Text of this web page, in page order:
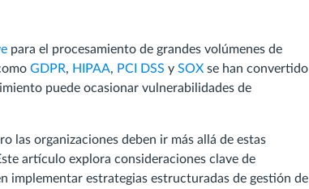
para el procesamiento de grandes volúmenes de
GDPR, HIPAA, PCI DSS y SOX se han convertido
puede ocasionar vulnerabilidades de
las organizaciones deben ir más allá de estas
artículo explora consideraciones clave de
implementar estrategias estructuradas de gestión de